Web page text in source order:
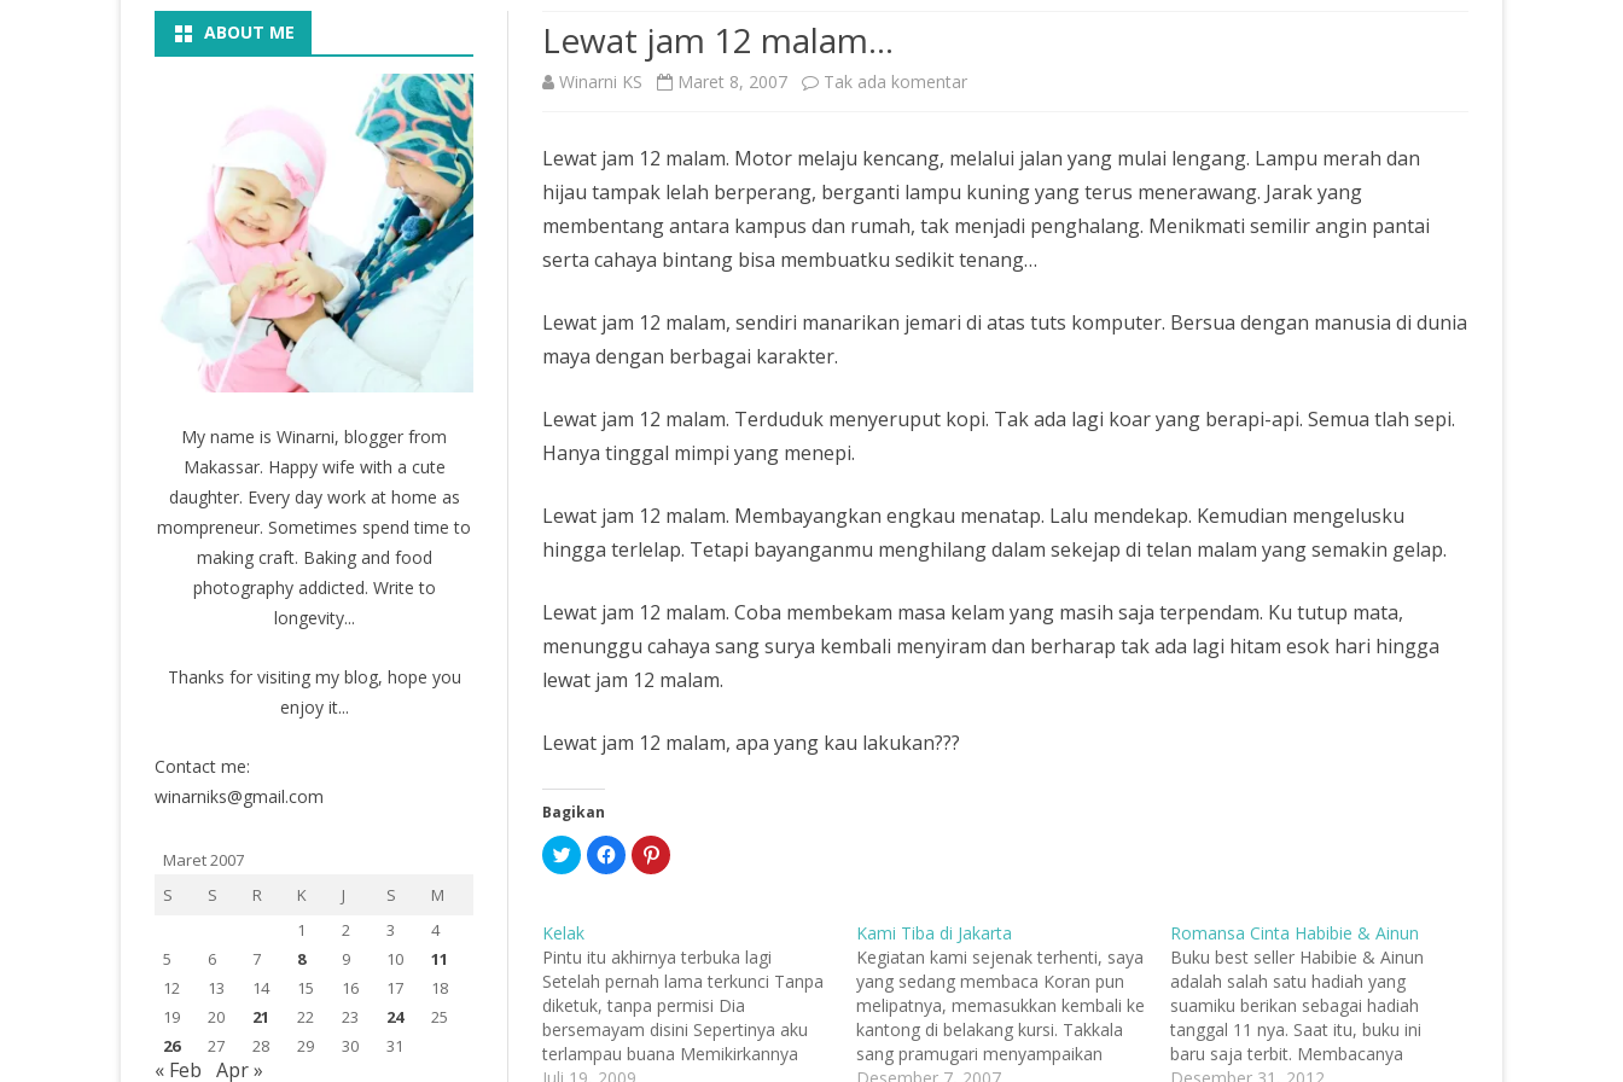
KEGIATAN
KOSMETIK
MOVIE
Lewat jam 12 malam…
Winarni KS Maret 8, 2007 Tak ada komentarpada
jam
12
Lewat jam 12 malam. Motor melaju kencang, melalui jalan yang mulai lengang. Lampu merah dan
hijau tampak lelah berperang, berganti lampu kuning yang terus menerawang. Jarak yang
membentang antara kampus dan rumah, tak menjadi penghalang. Menikmati semilir angin pantai
serta cahaya bintang bisa membuatku sedikit tenang…
Lewat jam 12 malam, sendiri manarikan jemari di atas tuts komputer. Bersua dengan manusia di dunia
maya dengan berbagai karakter.
Lewat jam 12 malam. Terduduk menyeruput kopi. Tak ada lagi koar yang berapi-api. Semua tlah sepi.
Hanya tinggal mimpi yang menepi.
Lewat jam 12 malam. Membayangkan engkau menatap. Lalu mendekap. Kemudian mengelusku
hingga terlelap. Tetapi bayanganmu menghilang dalam sekejap di telan malam yang semakin gelap.
Lewat jam 12 malam. Coba membekam masa kelam yang masih saja terpendam. Ku tutup mata,
menunggu cahaya sang surya kembali menyiram dan berharap tak ada lagi hitam esok hari hingga
lewat jam 12 malam.
Lewat jam 12 malam, apa yang kau lakukan???
Bagikan
K
l
n
t
u
k
b
e
r
b
a
g
i
K
l
u
k
m
m
b
a
g
i
K
l
u
k
b
r
b
a
g
Kelak
Pintu itu akhirnya terbuka lagi
Setelah pernah lama terkunci Tanpa
diketuk, tanpa permisi Dia
bersemayam disini Sepertinya aku
terlampau buana Memikirkannya
Kami Tiba di Jakarta
Kegiatan kami sejenak terhenti, saya
yang sedang membaca Koran pun
melipatnya, memasukkan kembali ke
kantong di belakang kursi. Takkala
sang pramugari menyampaikan
Romansa Cinta Habibie & Ainun
Buku best seller Habibie & Ainun
adalah salah satu hadiah yang
suamiku berikan sebagai hadiah
tanggal 11 nya. Saat itu, buku ini
baru saja terbit. Membacanya
ABOUT ME
My name is Winarni, blogger from
Makassar. Happy wife with a cute
daughter. Every day work at home as
mompreneur. Sometimes spend time to
making craft. Baking and food
photography addicted. Write to
longevity...
Thanks for visiting my blog, hope you
enjoy it...
Contact me:
winarniks@gmail.com
Maret 2007
S
S R K J S
M
1
2 3
4
5
6 7 8 9 10
11
12
13 14 15 16 17
18
19
20 21 22 23 24
25
26
27 28 29 30 31
« Feb Apr »